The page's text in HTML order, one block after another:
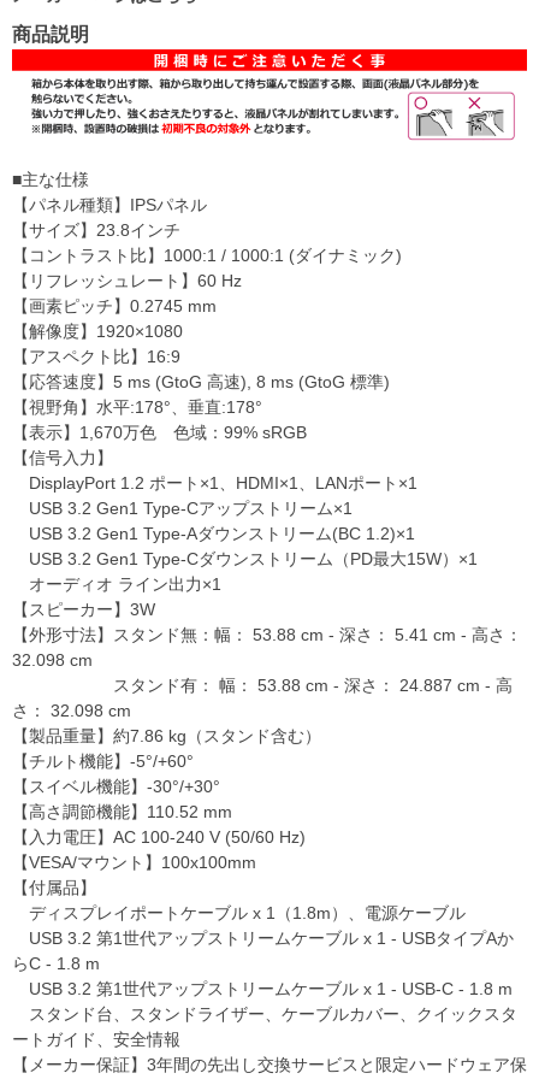
商品説明
■主な仕様
【パネル種類】IPSパネル
【サイズ】23.8インチ
【コントラスト比】1000:1 / 1000:1 (ダイナミック)
【リフレッシュレート】60 Hz
【画素ピッチ】0.2745 mm
【解像度】1920×1080
【アスペクト比】16:9
【応答速度】5 ms (GtoG 高速), 8 ms (GtoG 標準)
【視野角】水平:178°、垂直:178°
【表示】1,670万色 色域：99% sRGB
【信号入力】
DisplayPort 1.2 ポート×1、HDMI×1、LANポート×1
USB 3.2 Gen1 Type-Cアップストリーム×1
USB 3.2 Gen1 Type-Aダウンストリーム(BC 1.2)×1
USB 3.2 Gen1 Type-Cダウンストリーム（PD最大15W）×1
オーディオ ライン出力×1
【スピーカー】3W
【外形寸法】スタンド無：幅： 53.88 cm - 深さ： 5.41 cm - 高さ：
32.098 cm
スタンド有： 幅： 53.88 cm - 深さ： 24.887 cm - 高
さ： 32.098 cm
【製品重量】約7.86 kg（スタンド含む）
【チルト機能】-5°/+60°
【スイベル機能】-30°/+30°
【高さ調節機能】110.52 mm
【入力電圧】AC 100-240 V (50/60 Hz)
【VESA/マウント】100x100mm
【付属品】
ディスプレイポートケーブル x 1（1.8m）、電源ケーブル
USB 3.2 第1世代アップストリームケーブル x 1 - USBタイプAか
らC - 1.8 m
USB 3.2 第1世代アップストリームケーブル x 1 - USB-C - 1.8 m
スタンド台、スタンドライザー、ケーブルカバー、クイックスタ
ートガイド、安全情報
【メーカー保証】3年間の先出し交換サービスと限定ハードウェア保